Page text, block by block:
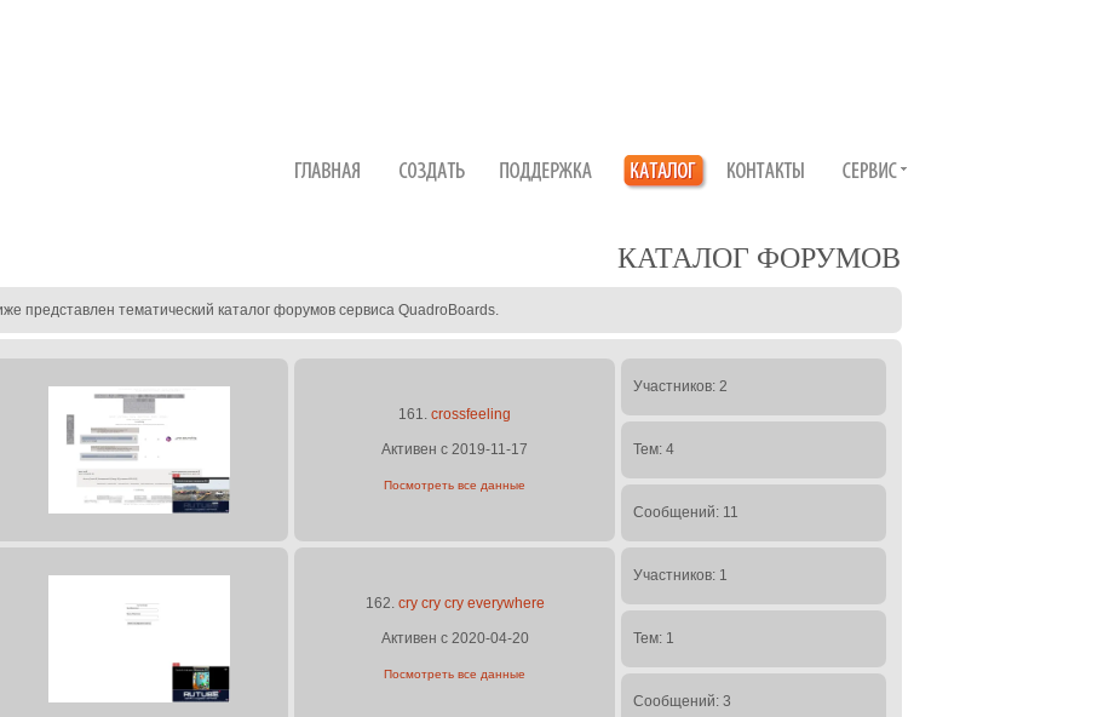
КАТАЛОГ ФОРУМОВ
представлен тематический каталог форумов сервиса QuadroBoards.
161. crossfeeling
Активен с 2019-11-17
Посмотреть все данные
Участников: 2
Тем: 4
Сообщений: 11
162. cry cry cry everywhere
Активен с 2020-04-20
Посмотреть все данные
Участников: 1
Тем: 1
Сообщений: 3